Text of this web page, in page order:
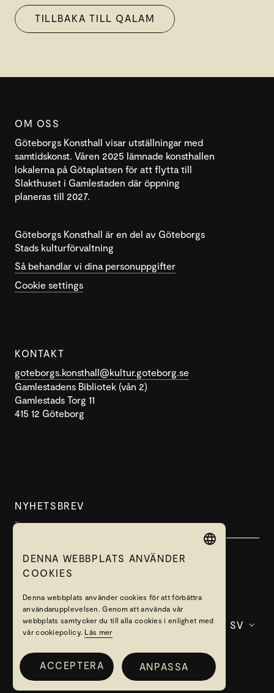
TILLBAKA TILL QALAM
OM OSS
Göteborgs Konsthall visar utställningar med
samtidskonst. Våren 2025 lämnade konsthallen
lokalerna på Götaplatsen för att flytta till
Slakthuset i Gamlestaden där öppning
planeras till 2027.
Göteborgs Konsthall är en del av Göteborgs
Stads kulturförvaltning
Så behandlar vi dina personuppgifter
Cookie settings
KONTAKT
goteborgs.konsthall@kultur.goteborg.se
Gamlestadens Bibliotek (vån 2)
Gamlestads Torg 11
415 12 Göteborg
NYHETSBREV
PRENUMERERA
SV
SWEDISH
DENNA WEBBPLATS ANVÄNDER
COOKIES
Denna webbplats använder cookies för att förbättra
användarupplevelsen. Genom att använda vår
webbplats samtycker du till alla cookies i enlighet med
vår cookiepolicy. Läs mer
ACCEPTERA ANPASSA